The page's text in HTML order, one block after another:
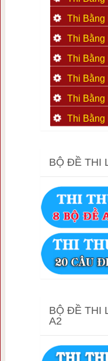
Thi Bằng
Thi Bằng
Thi Bằng
Thi Bằng
Thi Bằng
Thi Bằng
BỘ ĐỀ THI
BỘ ĐỀ THI
A2